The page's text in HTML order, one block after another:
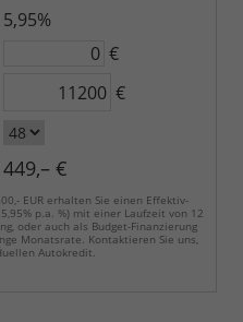
5,95%
€
€
449,– €
EUR erhalten Sie einen Effektiv-
p.a. %) mit einer Laufzeit von 12
oder auch als Budget-Finanzierung
Monatsrate. Kontaktieren Sie uns,
Autokredit.